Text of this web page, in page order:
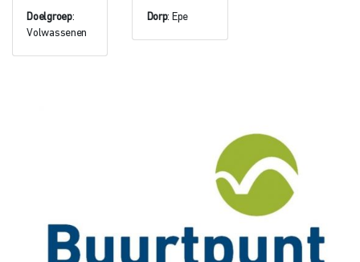
Doelgroep:
Volwassenen
Dorp: Epe